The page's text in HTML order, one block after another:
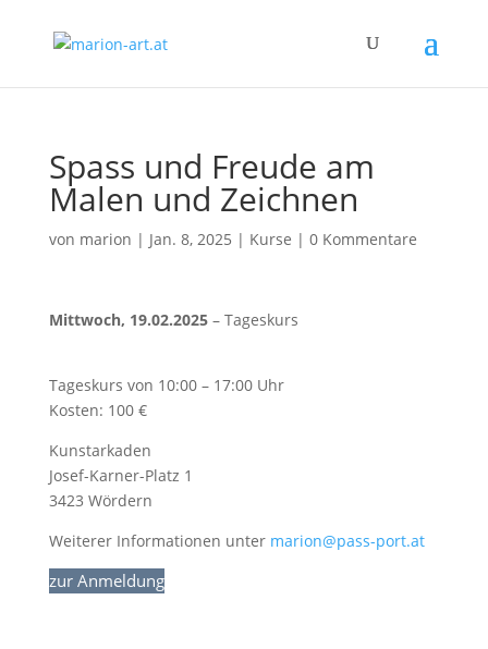
Spass und Freude am
Malen und Zeichnen
von marion | Jan. 8, 2025 | Kurse | 0 Kommentare
Mittwoch, 19.02.2025 – Tageskurs
Tageskurs von 10:00 – 17:00 Uhr
Kosten: 100 €
Kunstarkaden
Josef-Karner-Platz 1
3423 Wördern
Weiterer Informationen unter marion@pass-port.at
zur Anmeldung